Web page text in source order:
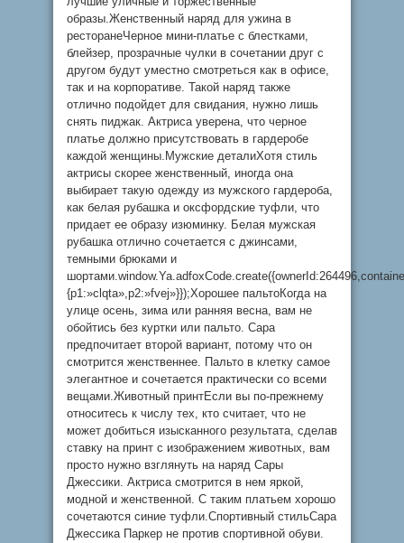
образы.Женственный наряд для ужина в
ресторанеЧерное мини-платье с блестками,
блейзер, прозрачные чулки в сочетании друг с
другом будут уместно смотреться как в офисе,
так и на корпоративе. Такой наряд также
отлично подойдет для свидания, нужно лишь
снять пиджак. Актриса уверена, что черное
платье должно присутствовать в гардеробе
каждой женщины.Мужские деталиХотя стиль
актрисы скорее женственный, иногда она
выбирает такую одежду из мужского гардероба,
как белая рубашка и оксфордские туфли, что
придает ее образу изюминку. Белая мужская
рубашка отлично сочетается с джинсами,
темными брюками и
{p1:»clqta»,p2:»fvej»}});Хорошее пальтоКогда на
улице осень, зима или ранняя весна, вам не
обойтись без куртки или пальто. Сара
предпочитает второй вариант, потому что он
смотрится женственнее. Пальто в клетку самое
элегантное и сочетается практически со всеми
вещами.Животный принтЕсли вы по-прежнему
относитесь к числу тех, кто считает, что не
может добиться изысканного результата, сделав
ставку на принт с изображением животных, вам
просто нужно взглянуть на наряд Сары
Джессики. Актриса смотрится в нем яркой,
модной и женственной. С таким платьем хорошо
сочетаются синие туфли.Спортивный стильСара
Джессика Паркер не против спортивной обуви.